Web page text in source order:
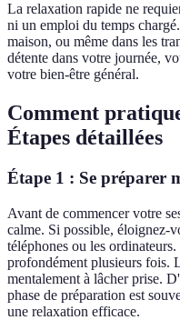
La relaxation rapide ne
ni un emploi du temps
maison, ou même dans les
détente dans votre journée,
votre bien-être général.
Comment
Étapes détaillées
Étape 1 : Se préparer
Avant de commencer votre
calme. Si possible, éloignez-
téléphones ou les
profondément plusieurs fois.
mentalement à lâcher prise.
phase de préparation est
une relaxation efficace.